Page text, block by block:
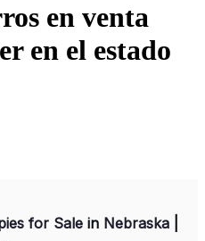
en venta
en el estado